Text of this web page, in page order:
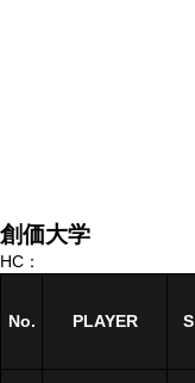
創価大学
HC：
No. PLAYER S
No. PLAYER S